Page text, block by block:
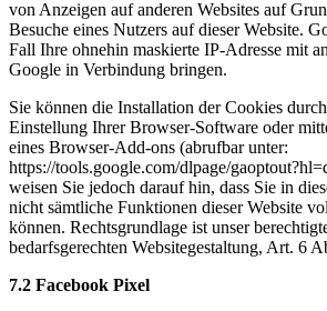
von Anzeigen auf anderen Websites auf
Besuche eines Nutzers auf dieser Website.
Fall Ihre ohnehin maskierte IP-Adresse mit
Google in Verbindung bringen.
Sie können die Installation der Cookies
Einstellung Ihrer Browser-Software oder
eines Browser-Add-ons (abrufbar unter:
https://tools.google.com/dlpage/
weisen Sie jedoch darauf hin, dass Sie in
nicht sämtliche Funktionen dieser Website
können. Rechtsgrundlage ist unser
bedarfsgerechten Websitegestaltung, Art. 6
7.2 Facebook Pixel